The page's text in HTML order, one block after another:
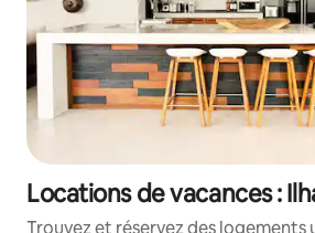
Locations de vacances :
Trouvez et réservez des logements